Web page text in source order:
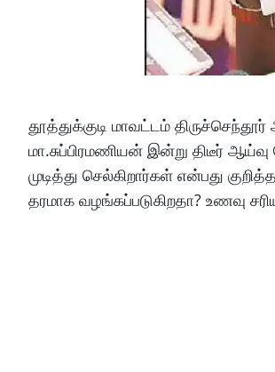
தூத்துக்குடி மாவட்டம்
மா.சுப்பிரமணியன் இன்று திடீர்
முடித்து செல்கிறார்கள் என்பது
தரமாக வழங்கப்படுகிறதா? உணவு